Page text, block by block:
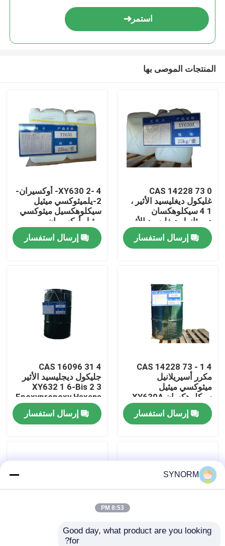
منتجات
معلومات عنا
مراقبة الجودة
اتصل بنا
ألكيل جليسيديل الأثير
الأليفاتية جليسيديل الأثير
استمر
المنتجات الموصى بها
CAS 14228 73 0
غليكول ديغليسيد الأثير ،
1 4 سيكلوهكسان
ديميثانول ديغليسيد الأثير
إرسال استفسار
XY630 2- 4- أوكسيران-
2-يلميثوكسي ميثيل
سيكلوهكسيل ميثوكسي
ميثيل أوكسيران
إرسال استفسار
CAS 14228 73 - 1 4
مكرر أسيريلانيل
ميثوكسي ميثيل
سيكلوهكسان XY630A
إرسال استفسار
CAS 16096 31 4
جليكول ديجليسيد الأثير
XY632 1 6-Bis 2 3
Epoxypropoxy Hexane
إرسال استفسار
CAS 39443 66 8
SYNORM
8:53 PM
Good day, what product are you looking
for?